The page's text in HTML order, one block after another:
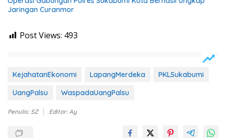
Jaringan Curanmor
Post Views: 493
KejahatanEkonomi LapangMerdeka
PKLSukabumi
UangPalsu
WaspadaUangPalsu
Penulis: SZ Editor: Ay